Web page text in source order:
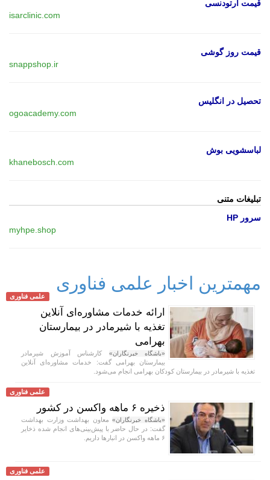
قیمت ارتودنسی
isarclinic.com
قیمت روز گوشی
snappshop.ir
تحصیل در انگلیس
ogoacademy.com
لباسشویی بوش
khanebosch.com
تبلیغات متنی
سرور HP
myhpe.shop
مهمترین اخبار علمی فناوری
علمی فناوری
ارائه خدمات مشاوره‌ای آنلاین
تغذیه با شیرمادر در بیمارستان
بهرامی
«باشگاه خبرنگاران» کارشناس آموزش شیرمادر
بیمارستان بهرامی گفت: خدمات مشاوره‌ای آنلاین
تغذیه با شیرمادر در بیمارستان کودکان بهرامی انجام می‌شود.
علمی فناوری
ذخیره ۶ ماهه واکسن در کشور
«باشگاه خبرنگاران»معاون بهداشت وزارت بهداشت
گفت: در حال حاضر با پیش‌بینی‌های انجام شده ذخایر
۶ ماهه واکسن در انبار‌ها داریم.
علمی فناوری